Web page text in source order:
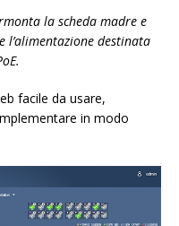
la scheda madre e
l’alimentazione destinata
facile da usare,
in modo